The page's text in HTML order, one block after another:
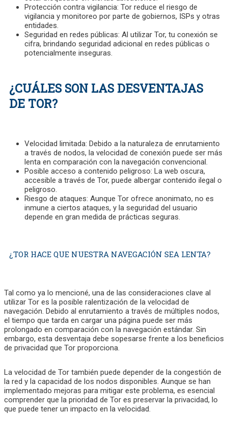
Protección contra vigilancia: Tor reduce el riesgo de
vigilancia y monitoreo por parte de gobiernos, ISPs y otras
entidades.
Seguridad en redes públicas: Al utilizar Tor, tu conexión se
cifra, brindando seguridad adicional en redes públicas o
potencialmente inseguras.
¿CUÁLES SON LAS DESVENTAJAS
DE TOR?
Velocidad limitada: Debido a la naturaleza de enrutamiento
a través de nodos, la velocidad de conexión puede ser más
lenta en comparación con la navegación convencional.
Posible acceso a contenido peligroso: La web oscura,
accesible a través de Tor, puede albergar contenido ilegal o
peligroso.
Riesgo de ataques: Aunque Tor ofrece anonimato, no es
inmune a ciertos ataques, y la seguridad del usuario
depende en gran medida de prácticas seguras.
¿TOR HACE QUE NUESTRA NAVEGACIÓN SEA LENTA?
Tal como ya lo mencioné, una de las consideraciones clave al
utilizar Tor es la posible ralentización de la velocidad de
navegación. Debido al enrutamiento a través de múltiples nodos,
el tiempo que tarda en cargar una página puede ser más
prolongado en comparación con la navegación estándar. Sin
embargo, esta desventaja debe sopesarse frente a los beneficios
de privacidad que Tor proporciona.
La velocidad de Tor también puede depender de la congestión de
la red y la capacidad de los nodos disponibles. Aunque se han
implementado mejoras para mitigar este problema, es esencial
comprender que la prioridad de Tor es preservar la privacidad, lo
que puede tener un impacto en la velocidad.